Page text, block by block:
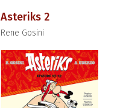
Asteriks 2
Rene Gosini